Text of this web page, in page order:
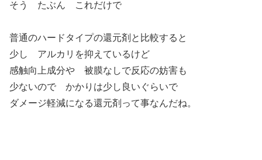
そう たぶん これだけで
普通のハードタイプの還元剤と比較すると
少し アルカリを抑えているけど
感触向上成分や 被膜なしで反応の妨害も
少ないので かかりは少し良いぐらいで
ダメージ軽減になる還元剤って事なんだね。